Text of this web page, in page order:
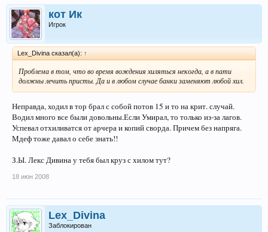
кот Ик
Игрок
Lex_Divina сказал(а): ↑
Проблема в том, что во время вождения хиляться некогда, а в пати
должны лечить присты. Да и в любом случае банки заменяют любой хил.
Неправда, ходил в тор брал с собой потов 15 и то на крит. случай.
Водил много все были довольны.Если Умирал, то только из-за лагов.
Успевал отхиливатся от арчера и копий сворда. Причем без напряга.
Мдеф тоже давал о себе знать!!
З.Ы. Лекс Дивина у тебя был круз с хилом тут?
18 июн 2008
Lex_Divina
Заблокирован